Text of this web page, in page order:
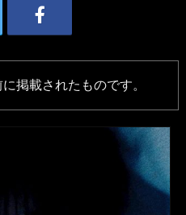
掲載されたものです。